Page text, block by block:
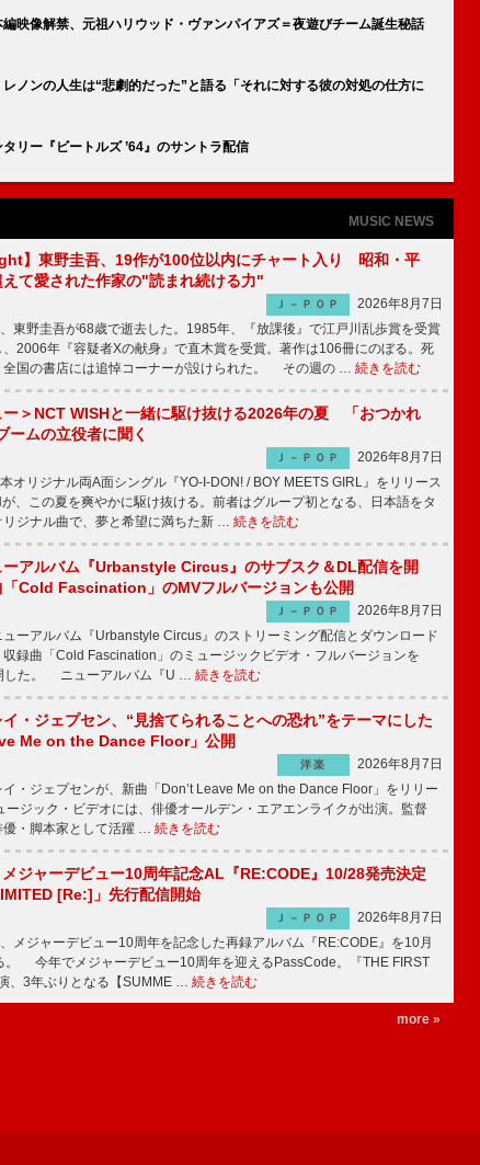
映像解禁、元祖ハリウッド・ヴァンパイアズ＝夜遊びチーム誕生秘話
ノンの人生は“悲劇的だった”と語る「それに対する彼の対処の仕方に
リー『ビートルズ ’64』のサントラ配信
MUSIC NEWS
】東野圭吾、19作が100位以内にチャート入り 昭和・平
えて愛された作家の"読まれ続ける力"
Ｊ－ＰＯＰ
2026年8月7日
東野圭吾が68歳で逝去した。1985年、『放課後』で江戸川乱歩賞を受賞
、2006年『容疑者Xの献身』で直木賞を受賞。著作は106冊にのぼる。死
全国の書店には追悼コーナーが設けられた。 その週の … 続きを読む
ー＞NCT WISHと一緒に駆け抜ける2026年の夏 「おつかれ
ームの立役者に聞く
Ｊ－ＰＯＰ
2026年8月7日
オリジナル両A面シングル『YO-I-DON! / BOY MEETS GIRL』をリリース
、この夏を爽やかに駆け抜ける。前者はグループ初となる、日本語をタ
リジナル曲で、夢と希望に満ちた新 … 続きを読む
ーアルバム『Urbanstyle Circus』のサブスク＆DL配信を開
Cold Fascination」のMVフルバージョンも公開
Ｊ－ＰＯＰ
2026年8月7日
ーアルバム『Urbanstyle Circus』のストリーミング配信とダウンロード
録曲「Cold Fascination」のミュージックビデオ・フルバージョンを
した。 ニューアルバム『U … 続きを読む
・ジェプセン、“見捨てられることへの恐れ”をテーマにした
Me on the Dance Floor」公開
洋楽
2026年8月7日
・ジェプセンが、新曲「Don’t Leave Me on the Dance Floor」をリリー
ジック・ビデオには、俳優オールデン・エアエンライクが出演。監督
優・脚本家として活躍 … 続きを読む
ジャーデビュー10周年記念AL『RE:CODE』10/28発売決定
[Re:]」先行配信開始
Ｊ－ＰＯＰ
2026年8月7日
メジャーデビュー10周年を記念した再録アルバム『RE:CODE』を10月
。 今年でメジャーデビュー10周年を迎えるPassCode。『THE FIRST
、3年ぶりとなる【SUMME … 続きを読む
more »